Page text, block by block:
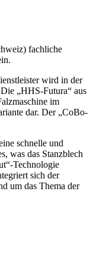
fachliche
wird in der
„HHS-Futura“ aus
im
dar. Der „CoBo-
schnelle und
was das Stanzblech
Technologie
sich der
um das Thema der